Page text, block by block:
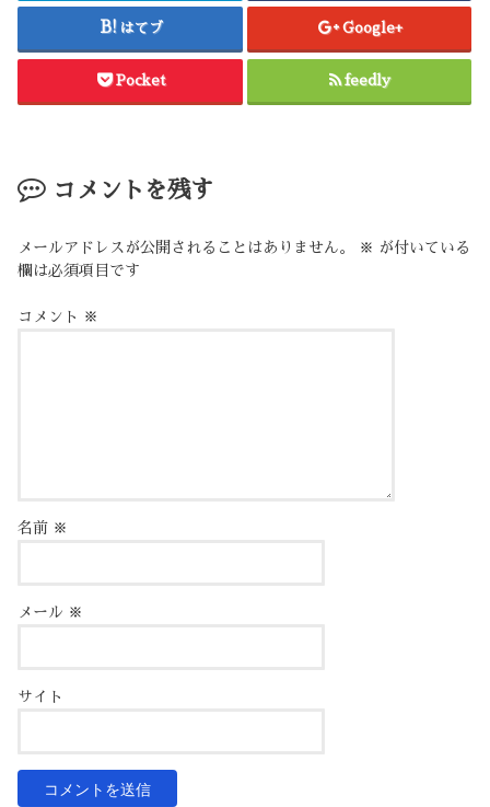
はてブ Google+
Pocket feedly
コメントを残す
メールアドレスが公開されることはありません。 ※ が付いている
欄は必須項目です
コメント ※
名前 ※
メール ※
サイト